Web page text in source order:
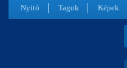
Nyitó Tagok Képek